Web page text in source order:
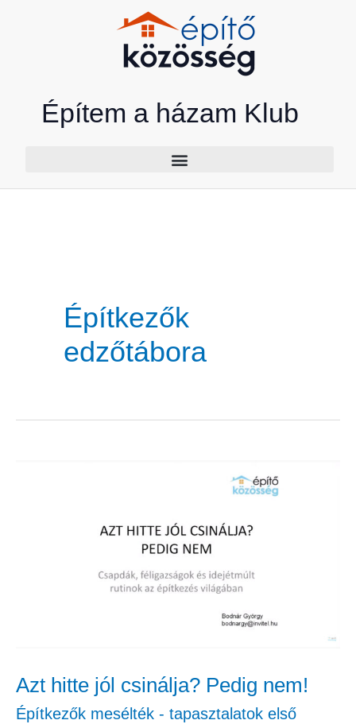
Építem a házam Klub
Építkezők
edzőtábora
Azt hitte jól csinálja? Pedig nem!
Építkezők mesélték - tapasztalatok első